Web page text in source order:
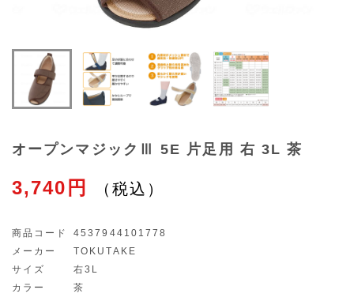
オープンマジックⅢ 5E 片足用 右 3L 茶
3,740円
商品コード
4537944101778
メーカー
TOKUTAKE
サイズ
右3L
カラー
茶